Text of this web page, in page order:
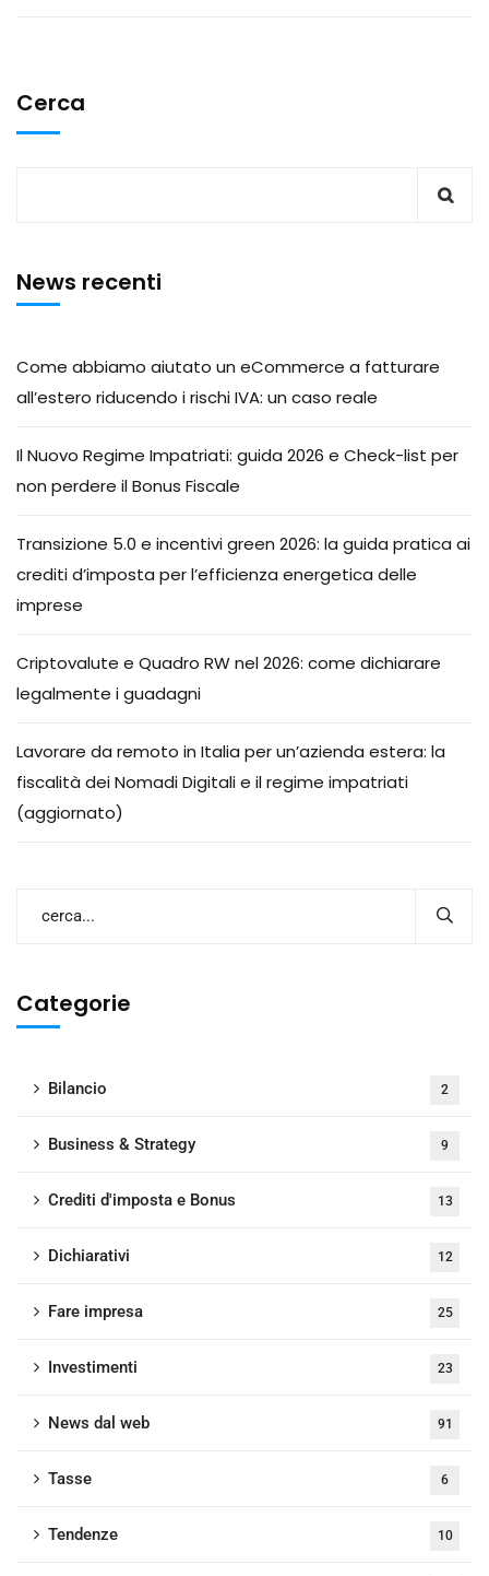
Cerca
News recenti
Come abbiamo aiutato un eCommerce a fatturare
all’estero riducendo i rischi IVA: un caso reale
Il Nuovo Regime Impatriati: guida 2026 e Check-list per
non perdere il Bonus Fiscale
Transizione 5.0 e incentivi green 2026: la guida pratica ai
crediti d’imposta per l’efficienza energetica delle
imprese
Criptovalute e Quadro RW nel 2026: come dichiarare
legalmente i guadagni
Lavorare da remoto in Italia per un’azienda estera: la
fiscalità dei Nomadi Digitali e il regime impatriati
(aggiornato)
Categorie
Bilancio 2
Business & Strategy 9
Crediti d'imposta e Bonus 13
Dichiarativi 12
Fare impresa 25
Investimenti 23
News dal web 91
Tasse 6
Tendenze 10